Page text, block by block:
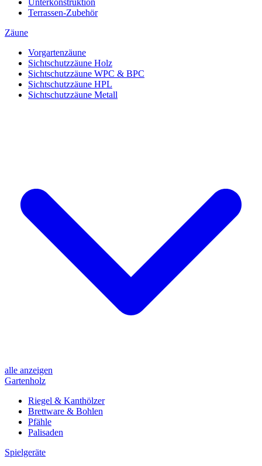
Unterkonstruktion
Terrassen-Zubehör
Zäune
Vorgartenzäune
Sichtschutzzäune Holz
Sichtschutzzäune WPC & BPC
Sichtschutzzäune HPL
Sichtschutzzäune Metall
alle anzeigen
Gartenholz
Riegel & Kanthölzer
Brettware & Bohlen
Pfähle
Palisaden
Spielgeräte